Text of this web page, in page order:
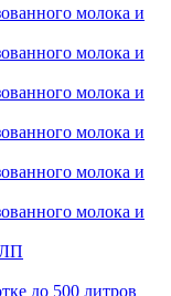
молока и
молока и
молока и
молока и
молока и
молока и
ЛП
до 500 литров